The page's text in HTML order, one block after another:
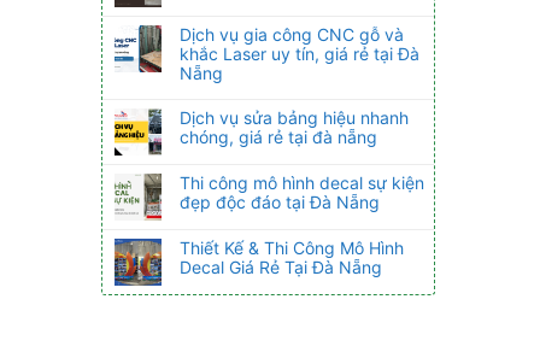
Dịch vụ gia công CNC gỗ và
khắc Laser uy tín, giá rẻ tại Đà
Nẵng
Dịch vụ sửa bảng hiệu nhanh
chóng, giá rẻ tại đà nẵng
Thi công mô hình decal sự kiện
đẹp độc đáo tại Đà Nẵng
Thiết Kế & Thi Công Mô Hình
Decal Giá Rẻ Tại Đà Nẵng